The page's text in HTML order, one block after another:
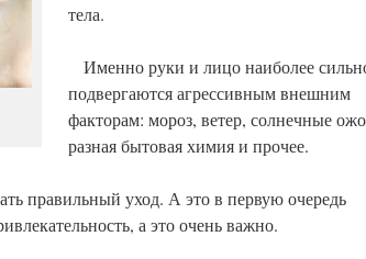
тела.
Именно руки и лицо наиболее
подвергаются агрессивным внешним
факторам: мороз, ветер, солнечные
разная бытовая химия и прочее.
правильный уход. А это в первую очередь
а это очень важно.